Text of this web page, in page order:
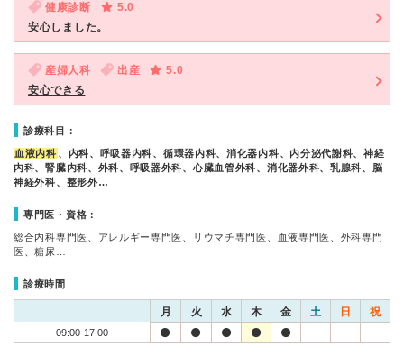
健康診断
5.0
安心しました。
産婦人科 出産
5.0
安心できる
診療科目：
血液内科 、内科、呼吸器内科、循環器内科、消化器内科、内分泌代謝科、神経
内科、腎臓内科、外科、呼吸器外科、心臓血管外科、消化器外科、乳腺科、脳
神経外科、整形外…
専門医・資格：
総合内科専門医、アレルギー専門医、リウマチ専門医、血液専門医、外科専門
医、糖尿…
診療時間
月 火 水 木 金 土 日 祝
09:00-17:00